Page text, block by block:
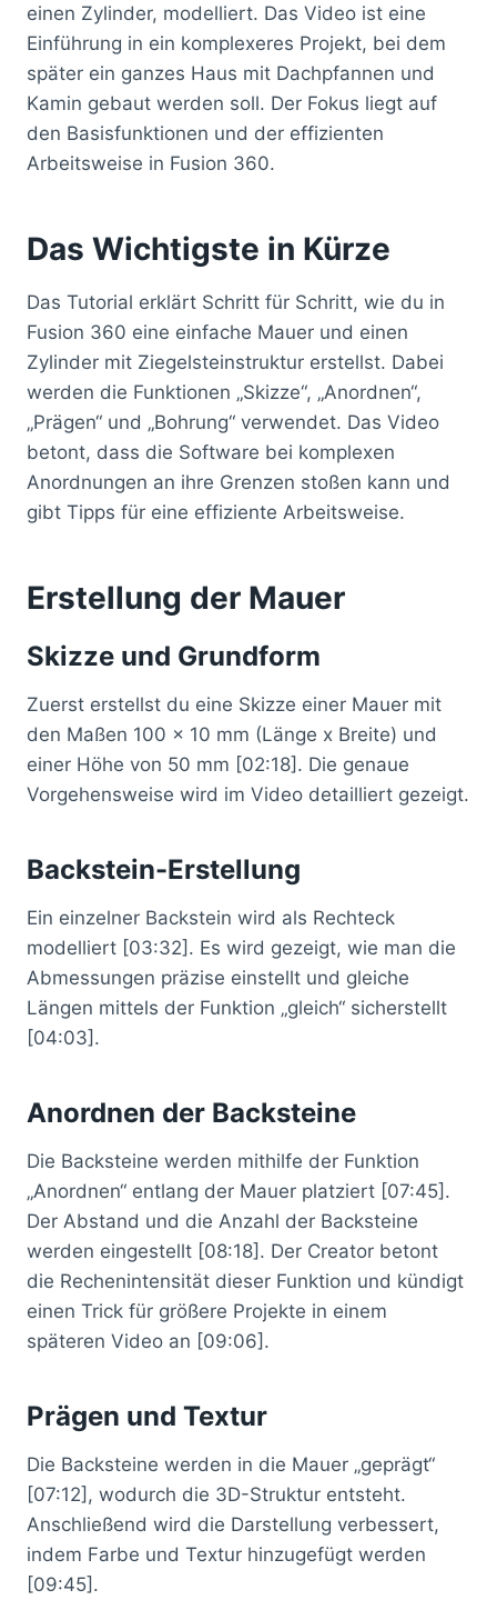
einen Zylinder, modelliert. Das Video ist eine
Einführung in ein komplexeres Projekt, bei dem
später ein ganzes Haus mit Dachpfannen und
Kamin gebaut werden soll. Der Fokus liegt auf
den Basisfunktionen und der effizienten
Arbeitsweise in Fusion 360.
Das Wichtigste in Kürze
Das Tutorial erklärt Schritt für Schritt, wie du in
Fusion 360 eine einfache Mauer und einen
Zylinder mit Ziegelsteinstruktur erstellst. Dabei
werden die Funktionen „Skizze“, „Anordnen“,
„Prägen“ und „Bohrung“ verwendet. Das Video
betont, dass die Software bei komplexen
Anordnungen an ihre Grenzen stoßen kann und
gibt Tipps für eine effiziente Arbeitsweise.
Erstellung der Mauer
Skizze und Grundform
Zuerst erstellst du eine Skizze einer Mauer mit
den Maßen 100 x 10 mm (Länge x Breite) und
einer Höhe von 50 mm [02:18]. Die genaue
Vorgehensweise wird im Video detailliert gezeigt.
Backstein-Erstellung
Ein einzelner Backstein wird als Rechteck
modelliert [03:32]. Es wird gezeigt, wie man die
Abmessungen präzise einstellt und gleiche
Längen mittels der Funktion „gleich“ sicherstellt
[04:03].
Anordnen der Backsteine
Die Backsteine werden mithilfe der Funktion
„Anordnen“ entlang der Mauer platziert [07:45].
Der Abstand und die Anzahl der Backsteine
werden eingestellt [08:18]. Der Creator betont
die Rechenintensität dieser Funktion und kündigt
einen Trick für größere Projekte in einem
späteren Video an [09:06].
Prägen und Textur
Die Backsteine werden in die Mauer „geprägt“
[07:12], wodurch die 3D-Struktur entsteht.
Anschließend wird die Darstellung verbessert,
indem Farbe und Textur hinzugefügt werden
[09:45].